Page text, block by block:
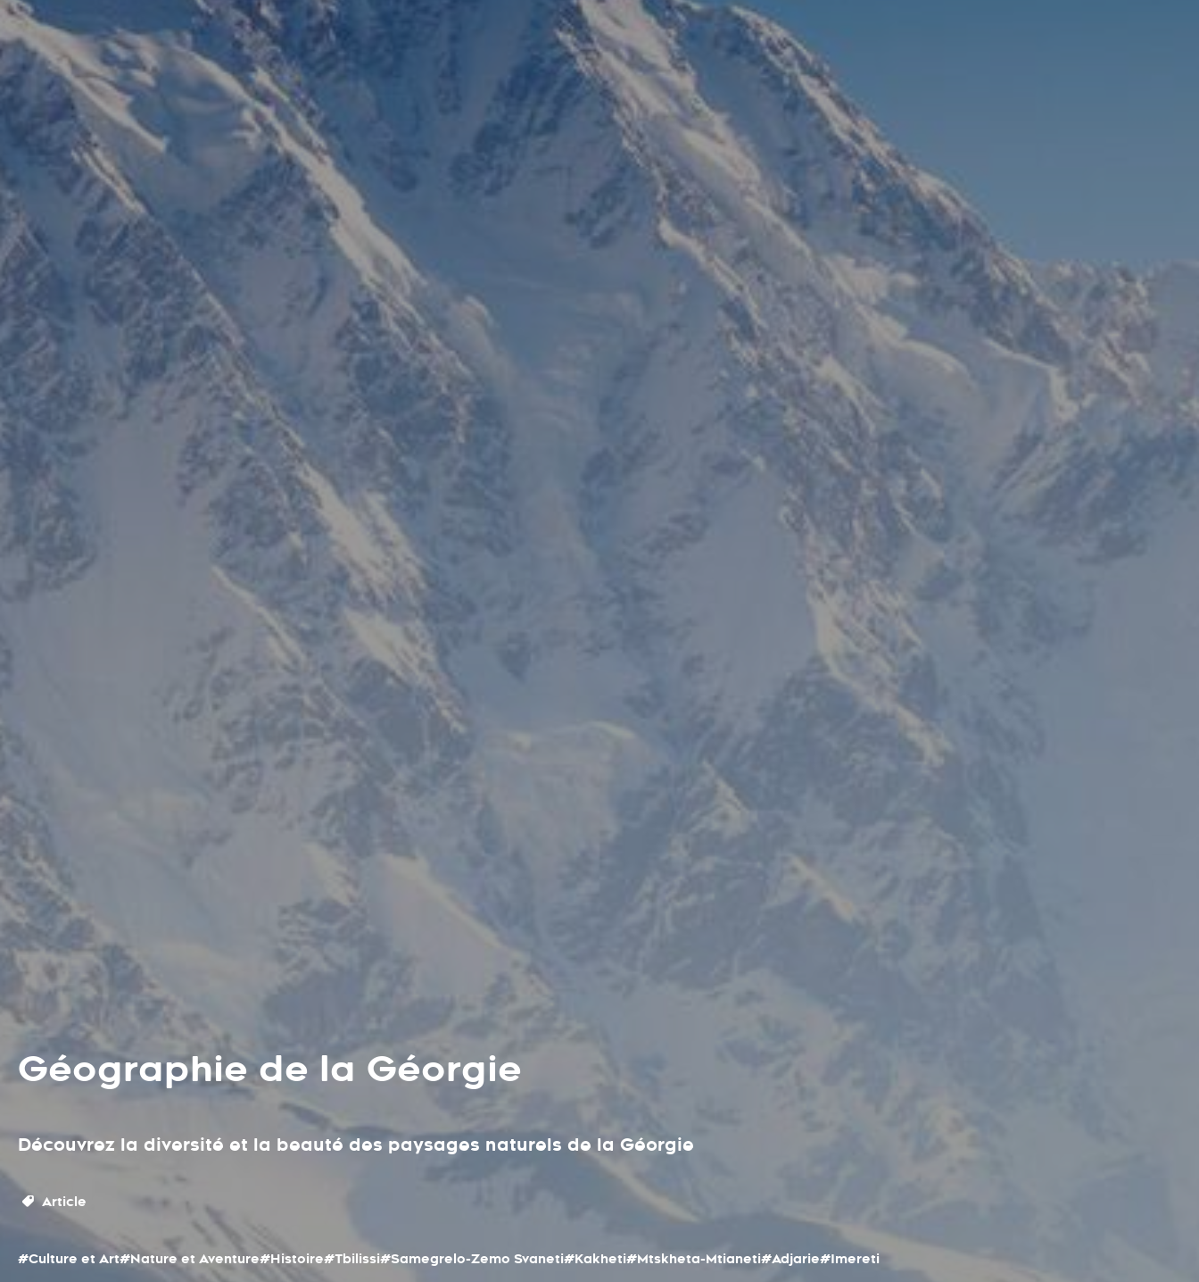
Géographie de la Géorgie
Découvrez la diversité et la beauté des paysages naturels de la Géorgie
Article
#Culture et Art#Nature et Aventure#Histoire#Tbilissi#Samegrelo-Zemo Svaneti#Kakheti#Mtskheta-Mtianeti#Adjarie#Imereti